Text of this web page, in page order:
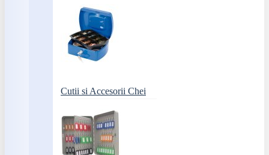
Cutii si Accesorii Chei